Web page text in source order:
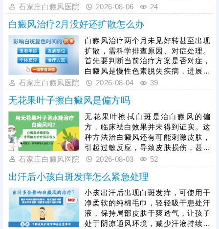
持皮肤色素代谢的良性循环，而突然
中断会让激活的细胞活性回落，色素
再生进程停滞，甚至出现复色色素消
退、白斑反复的情况，大幅增加后续
治疗难度与周期。因此患者必须严格
遵从医嘱，长期坚持完整疗程，切勿
擅自停疗。同时，治疗中需根据自身
皮损情况，采用适配的光照剂量，避
免剂量不足无效、过量损伤皮肤。
石家庄白癜风医院 2026-08-06 24
白癜风治疗2月没好还扩散怎么办
白癜风治疗两个月未见好转甚至出现
扩散，需科学排查原因、对症处理。
首先要判断当前治疗方案是否对症，
白癜风是慢性色素脱失疾病，进展期
本身存在扩散可能，若方案贴合自身
药。白癜风黑色素修复周期较长，需
谨遵医嘱坚持足疗程治疗，切勿擅自
停药、减药。若经医生评估，当前治
疗方案并不适配自身病情，需在医生
指导下及时调整，同时，科学护理是
控制扩散的关键，患者需全方位规避
诱发因素，辅助稳定病情、阻止白斑
扩散。
石家庄白癜风医院 2026-08-04 39
无花果叶子擦白癜风是偏方吗
无花果叶擦拭白斑是治白癜风的偏
方，临床祛白效果并未得到证实。这
种方法治白癜风还有可能刺激皮肤，
引起过敏反应，导致皮肤损伤，甚至
引发白斑扩散，不建议盲目使用。稳
院，先诊断分析病情，判断白斑时期
和类型，治疗才有明确方向，对症用
药、照光促使白斑着色。同时，还需
加强护理，防止不良因素刺激，为白
斑复色保驾护航。
石家庄白癜风医院 2026-08-03 52
出汗后小孩白斑发痒怎么紧急处理
小孩出汗后出现白斑发痒，可使用干
净柔软的纯棉毛巾，轻轻吸干患处汗
液，保持局部皮肤干爽透气，让孩子
处于阴凉通风环境，减少汗液持续刺